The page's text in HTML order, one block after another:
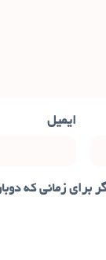
ایمیل
برای زمانی که